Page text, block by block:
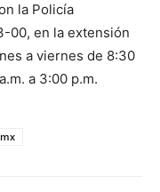
la Policía
00, en la extensión
a viernes de 8:30
a 3:00 p.m.